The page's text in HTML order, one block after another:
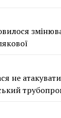
не